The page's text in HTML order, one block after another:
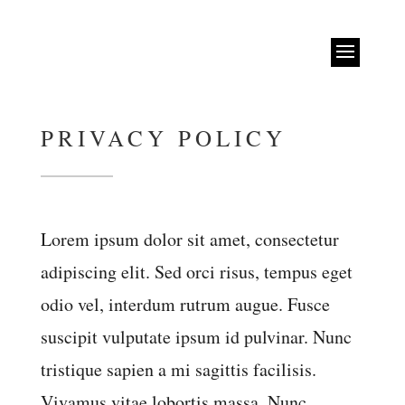
PRIVACY POLICY
Lorem ipsum dolor sit amet, consectetur
adipiscing elit. Sed orci risus, tempus eget
odio vel, interdum rutrum augue. Fusce
suscipit vulputate ipsum id pulvinar. Nunc
tristique sapien a mi sagittis facilisis.